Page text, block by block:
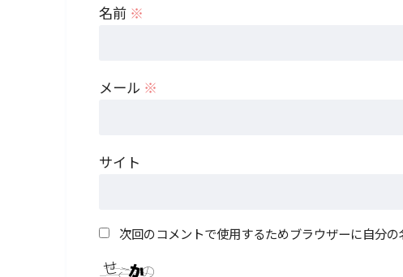
名前 ※
メール ※
サイト
次回のコメントで使用するためブラウザーに自分